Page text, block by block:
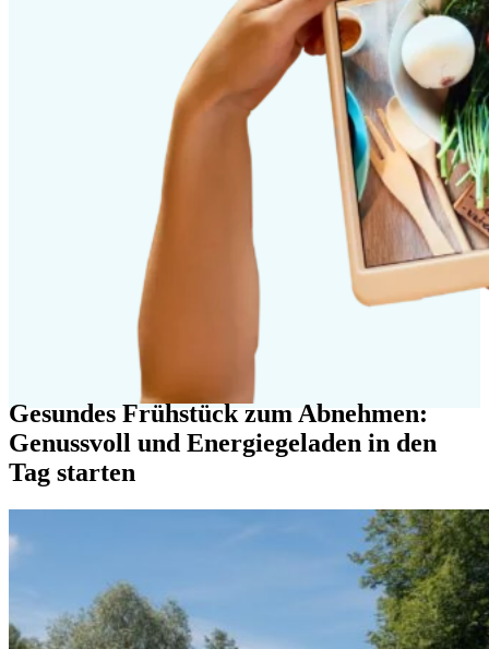
Gesundes Frühstück zum Abnehmen:
Genussvoll und Energiegeladen in den
Tag starten